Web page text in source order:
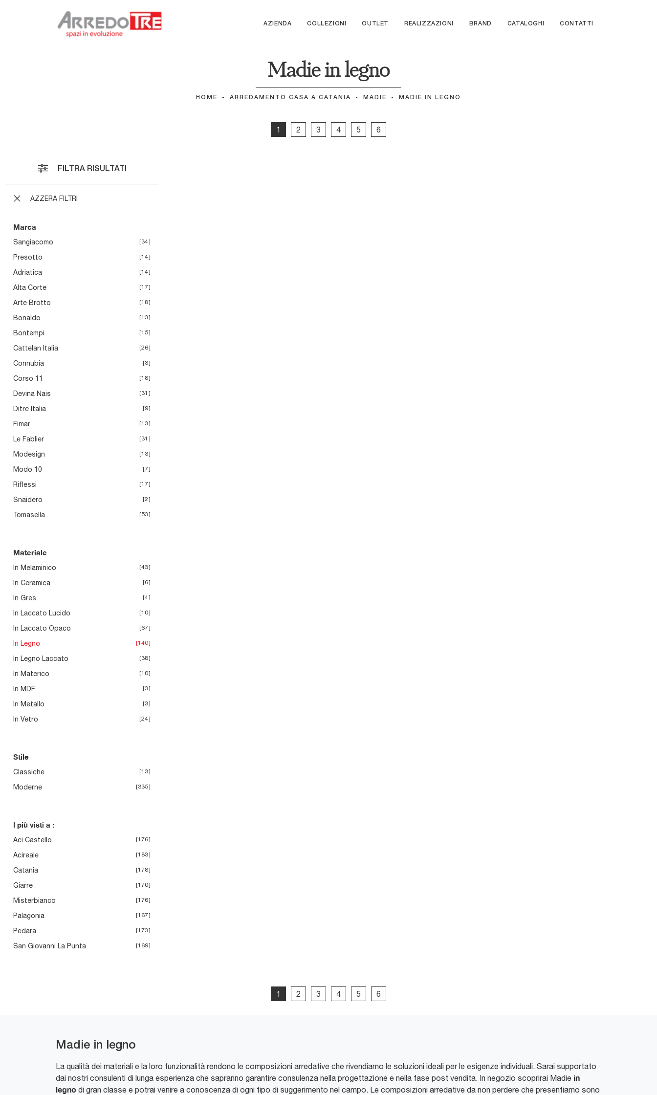
AZIENDA COLLEZIONI OUTLET REALIZZAZIONI BRAND CATALOGHI CONTATTI
Madie in legno
HOME - ARREDAMENTO CASA A CATANIA - MADIE - MADIE IN LEGNO
1 2 3 4 5 6
FILTRA RISULTATI
AZZERA FILTRI
Marca
Sangiacomo 34
Presotto 14
Adriatica 14
Alta Corte 17
Arte Brotto 18
Bonaldo 13
Bontempi 15
Cattelan Italia 26
Connubia 3
Corso 11 18
Devina Nais 31
Ditre Italia 9
Fimar 13
Le Fablier 31
Modesign 13
Modo 10 7
Riflessi 17
Snaidero 2
Tomasella 53
Materiale
In Melaminico 43
In Ceramica 6
In Gres 4
In Laccato Lucido 10
In Laccato Opaco 67
In Legno 140
In Legno Laccato 38
In Materico 10
In MDF 3
In Metallo 3
In Vetro 24
Stile
Classiche 13
Moderne 335
I più visti a :
Aci Castello 176
Acireale 183
Catania 178
Giarre 170
Misterbianco 176
Palagonia 167
Pedara 173
San Giovanni La Punta 169
Arbor Alta
1 2 3 4 5 6
Madie in legno
La qualità dei materiali e la loro funzionalità rendono le composizioni arredative che rivendiamo le soluzioni ideali per le esigenze individuali. Sarai supportato
dai nostri consulenti di lunga esperienza che sapranno garantire consulenza nella progettazione e nella fase post vendita. In negozio scoprirai Madie in
legno di gran classe e potrai venire a conoscenza di ogni tipo di suggerimento nel campo. Le composizioni arredative da non perdere che presentiamo sono